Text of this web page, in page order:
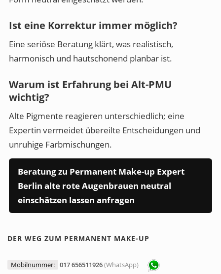
Ist eine Korrektur immer möglich?
Eine seriöse Beratung klärt, was realistisch,
harmonisch und hautschonend planbar ist.
Warum ist Erfahrung bei Alt-PMU
wichtig?
Alte Pigmente reagieren unterschiedlich; eine
Expertin vermeidet übereilte Entscheidungen und
unruhige Farbmischungen.
Beratung zu Permanent Make-up Expert
Berlin alte rote Augenbrauen neutral
einschätzen lassen anfragen
DER WEG ZUM PERMANENT MAKE-UP
Mobilnummer: 017 656511926(WhatsApp)